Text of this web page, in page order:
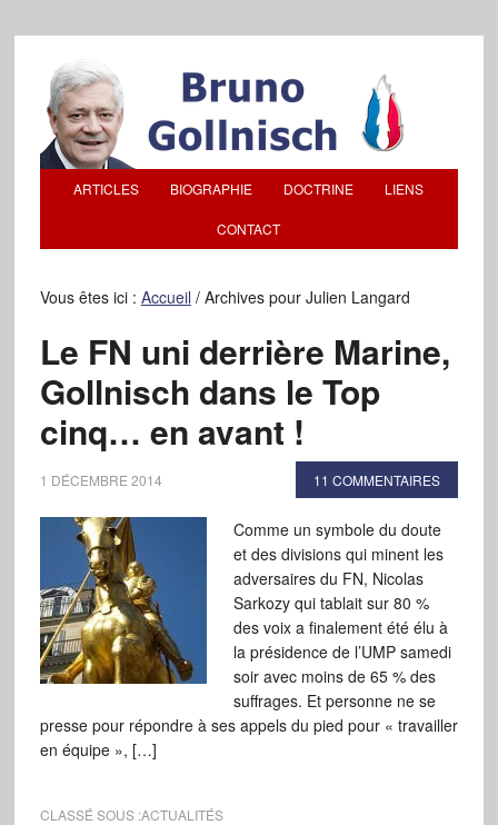
ARTICLES BIOGRAPHIE DOCTRINE LIENS
CONTACT
Vous êtes ici : Accueil /Archives pour Julien Langard
Le FN uni derrière Marine,
Gollnisch dans le Top
cinq… en avant !
1 DÉCEMBRE 2014 11 COMMENTAIRES
Comme un symbole du doute
et des divisions qui minent les
adversaires du FN, Nicolas
Sarkozy qui tablait sur 80 %
des voix a finalement été élu à
la présidence de l’UMP samedi
soir avec moins de 65 % des
suffrages. Et personne ne se
presse pour répondre à ses appels du pied pour « travailler
en équipe », […]
CLASSÉ SOUS :ACTUALITÉS